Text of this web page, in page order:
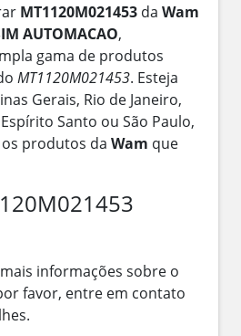
MT1120M021453 da Wam
AUTOMACAO,
gama de produtos
MT1120M021453. Esteja
Gerais, Rio de Janeiro,
Santo ou São Paulo,
produtos da Wam que
informações sobre o
favor, entre em contato